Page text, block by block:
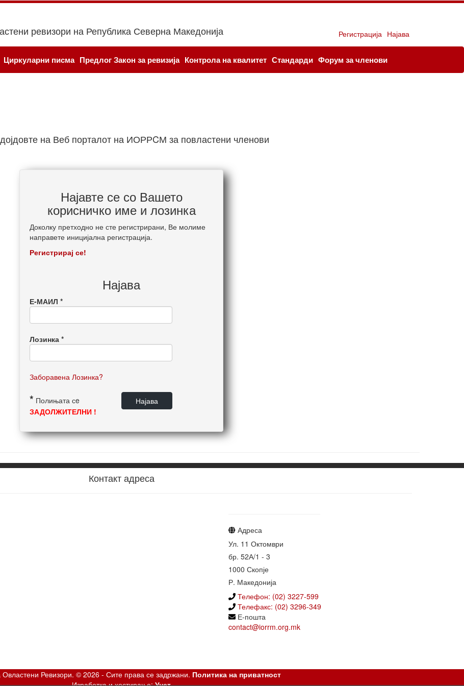
ревизори на Република Северна Македонија Регистрација Најава
Циркуларни писма Предлог Закон за ревизија Контрола на квалитет Стандарди Форум за членови
на Веб порталот на ИОРРCМ за повластени членови
Најавте се со Вашето
корисничко име и лозинка
Доколку претходно не сте регистрирани, Ве молиме
направете иницијална регистрација.
Регистрирај се!
Најава
Е-МАИЛ *
Лозинка *
Заборавена Лозинка?
* Полињата сe
ЗАДОЛЖИТЕЛНИ !
Контакт адреса
Адреса
Ул. 11 Октомври
бр. 52А/1 - 3
1000 Скопје
Р. Македонија
Телефон: (02) 3227-599
Телефакс: (02) 3296-349
Е-пошта
contact@iorrm.org.mk
Овластени Ревизори. © 2026 - Сите права се задржани. Политика на приватност